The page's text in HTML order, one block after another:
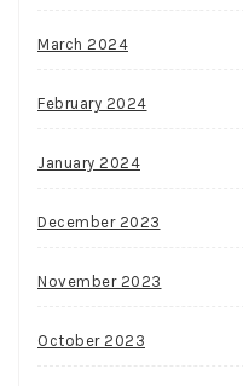
March 2024
February 2024
January 2024
December 2023
November 2023
October 2023